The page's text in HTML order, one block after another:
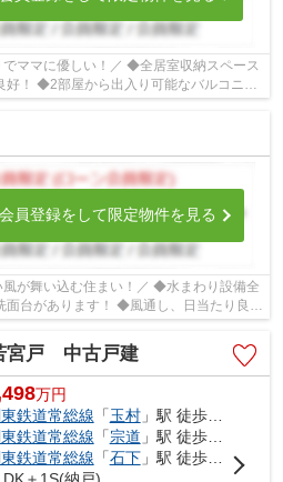
！／ ◆全居室収納スペース
！ ◆2部屋から出入り可能なバルコニ
客様一人ひとりの幸...
会員登録をして限定物件を見る
む住まい！／ ◆水まわり設備全
台があります！ ◆風通し、日当たり良
客様一人ひとりの...
宮戸 中古戸建
万円
鉄道常総線 「玉村」駅 徒歩17分
鉄道常総線 「宗道 」駅 徒歩30分
鉄道常総線 「石下」駅 徒歩43分